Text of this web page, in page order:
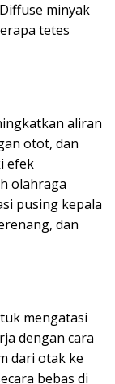
minyak
tetes
aliran
otot, dan
efek
olahraga
pusing kepala
dan
mengatasi
dengan cara
dari otak ke
bebas di